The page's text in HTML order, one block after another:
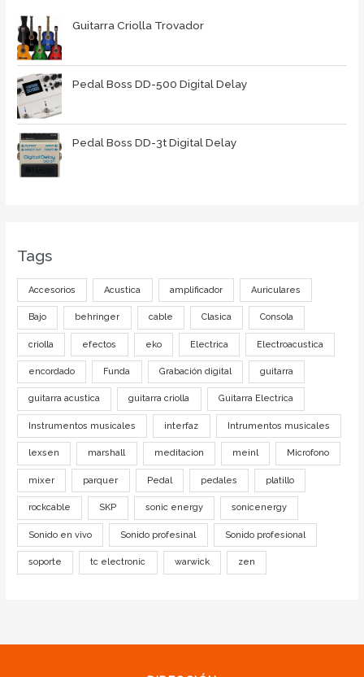
Guitarra Criolla Trovador
Pedal Boss DD-500 Digital Delay
Pedal Boss DD-3t Digital Delay
Tags
Accesorios Acustica amplificador Auriculares
Bajo behringer cable Clasica Consola
criolla efectos eko Electrica Electroacustica
encordado Funda Grabación digital guitarra
guitarra acustica guitarra criolla Guitarra Electrica
Instrumentos musicales interfaz Intrumentos musicales
lexsen marshall meditacion meinl Microfono
mixer parquer Pedal pedales platillo
rockcable SKP sonic energy sonicenergy
Sonido en vivo Sonido profesinal Sonido profesional
soporte tc electronic warwick zen